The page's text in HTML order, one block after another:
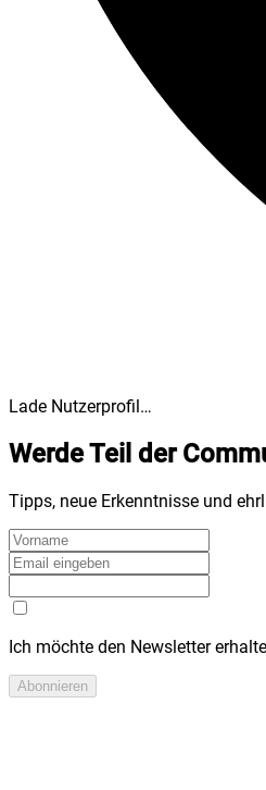
Lade Nutzerprofil…
Werde Teil der
Tipps, neue Erkenntnisse und
Ich möchte den Newsletter
Abonnieren